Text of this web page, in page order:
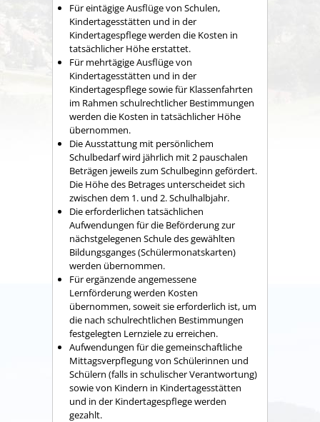
Für eintägige Ausflüge von Schulen,
Kindertagesstätten und in der
Kindertagespflege werden die Kosten in
tatsächlicher Höhe erstattet.
Für mehrtägige Ausflüge von
Kindertagesstätten und in der
Kindertagespflege sowie für Klassenfahrten
im Rahmen schulrechtlicher Bestimmungen
werden die Kosten in tatsächlicher Höhe
übernommen.
Die Ausstattung mit persönlichem
Schulbedarf wird jährlich mit 2 pauschalen
Beträgen jeweils zum Schulbeginn gefördert.
Die Höhe des Betrages unterscheidet sich
zwischen dem 1. und 2. Schulhalbjahr.
Die erforderlichen tatsächlichen
Aufwendungen für die Beförderung zur
nächstgelegenen Schule des gewählten
Bildungsganges (Schülermonatskarten)
werden übernommen.
Für ergänzende angemessene
Lernförderung werden Kosten
übernommen, soweit sie erforderlich ist, um
die nach schulrechtlichen Bestimmungen
festgelegten Lernziele zu erreichen.
Aufwendungen für die gemeinschaftliche
Mittagsverpflegung von Schülerinnen und
Schülern (falls in schulischer Verantwortung)
sowie von Kindern in Kindertagesstätten
und in der Kindertagespflege werden
gezahlt.